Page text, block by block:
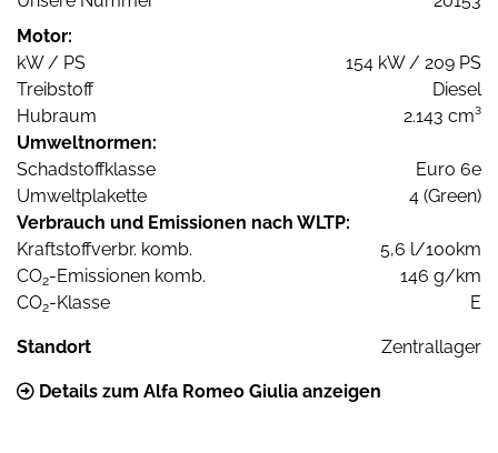
Motor:
kW / PS
154 kW / 209 PS
Treibstoff
Diesel
Hubraum
2.143 cm³
Umweltnormen:
Schadstoffklasse
Euro 6e
Umweltplakette
4 (Green)
Verbrauch und Emissionen nach WLTP:
Kraftstoffverbr. komb.
5,6 l/100km
CO2-Emissionen komb.
146 g/km
CO2-Klasse E
Standort Zentrallager
Details zum Alfa Romeo Giulia anzeigen